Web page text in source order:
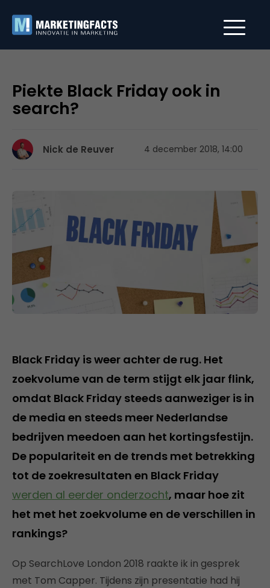
Piekte Black Friday ook in
search?
Nick de Reuver 4 december 2018, 14:00
Black Friday is weer achter de rug. Het
zoekvolume van de term stijgt elk jaar flink,
omdat Black Friday steeds aanweziger is in
de media en steeds meer Nederlandse
bedrijven meedoen aan het kortingsfestijn.
De populariteit en de trends met betrekking
tot de zoekresultaten en Black Friday
werden al eerder onderzocht, maar hoe zit
het met het zoekvolume en de verschillen in
rankings?
Op SearchLove London 2018 raakte ik in gesprek
met Tom Capper. Tijdens zijn presentatie had hij